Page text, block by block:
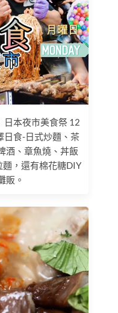
日本夜市美食祭 12
日食-日式炒麵、茶
酒、章魚燒、丼飯
，還有棉花糖DIY
販。